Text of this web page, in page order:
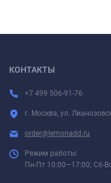
КОНТАКТЫ
+7 499 506-91-76
г. Москва, ул.
order@lemonadd.ru
Режим работы:
Пн-Пт 10:00—17:00; Сб-